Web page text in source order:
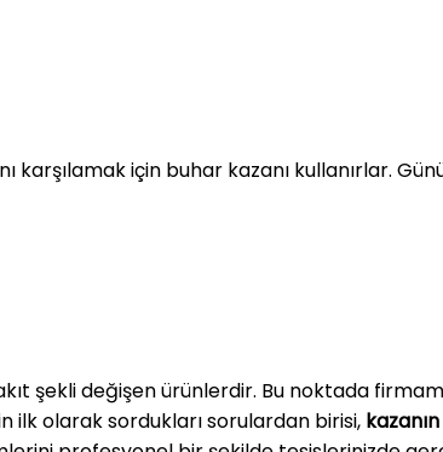
karşılamak için buhar kazanı kullanırlar.
şekli değişen ürünlerdir. Bu noktada
ilk olarak sordukları sorulardan birisi,